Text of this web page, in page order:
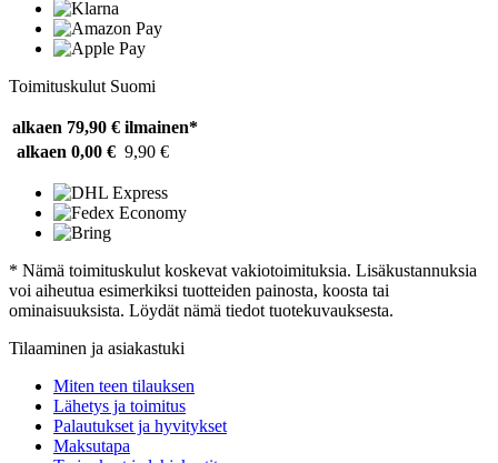
Toimituskulut Suomi
alkaen 79,90 € ilmainen*
alkaen 0,00 € 9,90 €
* Nämä toimituskulut koskevat vakiotoimituksia. Lisäkustannuksia
voi aiheutua esimerkiksi tuotteiden painosta, koosta tai
ominaisuuksista. Löydät nämä tiedot tuotekuvauksesta.
Tilaaminen ja asiakastuki
Miten teen tilauksen
Lähetys ja toimitus
Palautukset ja hyvitykset
Maksutapa